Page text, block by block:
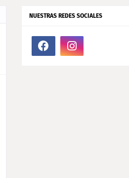
NUESTRAS REDES SOCIALES